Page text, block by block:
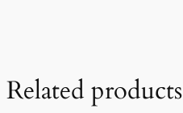
Related products